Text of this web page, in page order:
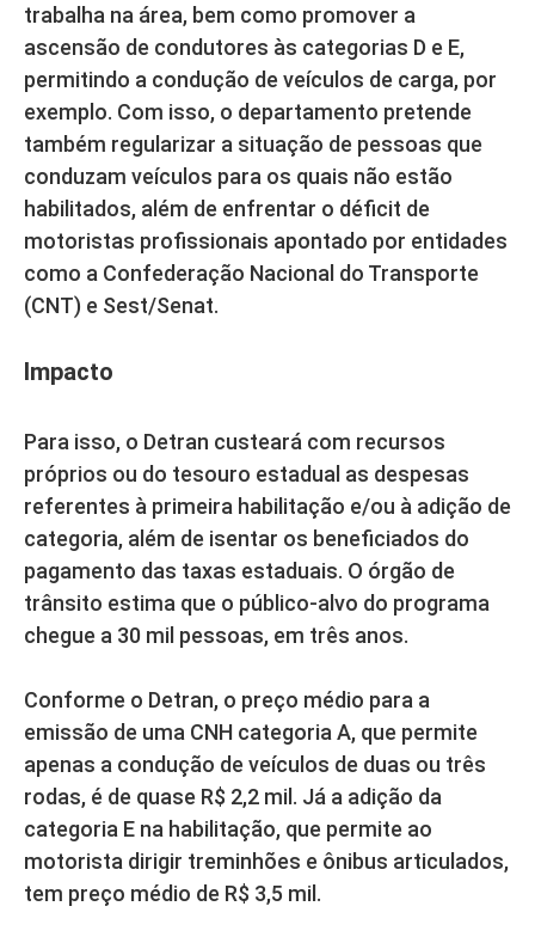
trabalha na área, bem como promover a
ascensão de condutores às categorias D e E,
permitindo a condução de veículos de carga, por
exemplo. Com isso, o departamento pretende
também regularizar a situação de pessoas que
conduzam veículos para os quais não estão
habilitados, além de enfrentar o déficit de
motoristas profissionais apontado por entidades
como a Confederação Nacional do Transporte
(CNT) e Sest/Senat.
Impacto
Para isso, o Detran custeará com recursos
próprios ou do tesouro estadual as despesas
referentes à primeira habilitação e/ou à adição de
categoria, além de isentar os beneficiados do
pagamento das taxas estaduais. O órgão de
trânsito estima que o público-alvo do programa
chegue a 30 mil pessoas, em três anos.
Conforme o Detran, o preço médio para a
emissão de uma CNH categoria A, que permite
apenas a condução de veículos de duas ou três
rodas, é de quase R$ 2,2 mil. Já a adição da
categoria E na habilitação, que permite ao
motorista dirigir treminhões e ônibus articulados,
tem preço médio de R$ 3,5 mil.